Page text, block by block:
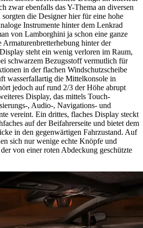
zwar ebenfalls das Y-Thema an diversen
die Designer hier für eine hohe
Instrumente hinter dem Lenkrad
von Lamborghini ja schon eine ganze
hinter der
steht ein wenig verloren im Raum,
schwarzem Bezugsstoff vermutlich für
in der flachen Windschutzscheibe
wasserfallartig die Mittelkonsole in
jedoch auf rund 2/3 der Höhe abrupt
Display, das mittels Touch-
, Audio-, Navigations- und
vereint. Ein drittes, flaches Display steckt
auf der Beifahrerseite und bietet dem
in den gegenwärtigen Fahrzustand. Auf
sich nur wenige echte Knöpfe und
von einer roten Abdeckung geschützte